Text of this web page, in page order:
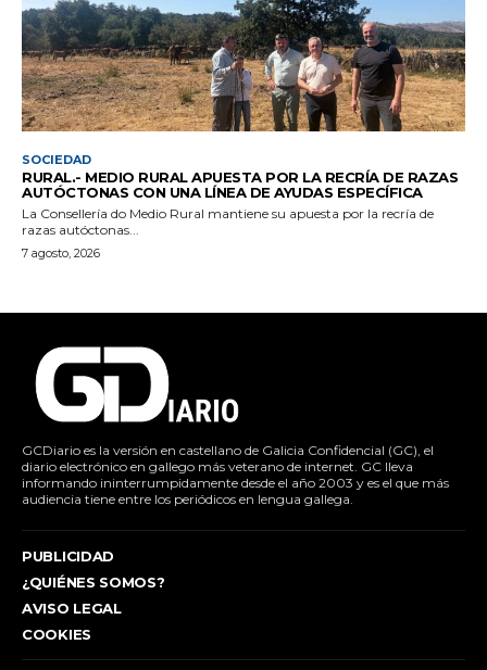
SOCIEDAD
RURAL.- MEDIO RURAL APUESTA POR LA RECRÍA DE RAZAS
AUTÓCTONAS CON UNA LÍNEA DE AYUDAS ESPECÍFICA
La Consellería do Medio Rural mantiene su apuesta por la recría de
razas autóctonas...
7 agosto, 2026
GCDiario es la versión en castellano de Galicia Confidencial (GC), el
diario electrónico en gallego más veterano de internet. GC lleva
informando ininterrumpidamente desde el año 2003 y es el que más
audiencia tiene entre los periódicos en lengua gallega.
PUBLICIDAD
¿QUIÉNES SOMOS?
AVISO LEGAL
COOKIES